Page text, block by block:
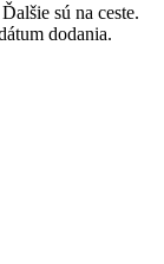
sú na ceste.
dodania.